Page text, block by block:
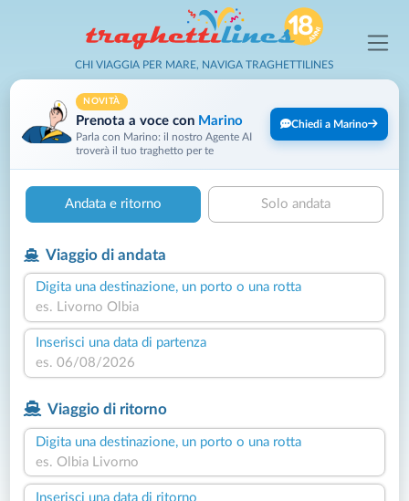
CHI VIAGGIA PER MARE, NAVIGA TRAGHETTILINES
NOVITÀ
Prenota a voce con Marino
Parla con Marino: il nostro Agente AI
troverà il tuo traghetto per te
Chiedi a Marino
Andata e ritorno Solo andata
Viaggio di andata
Digita una destinazione, un porto o una rotta
Inserisci una data di partenza
Viaggio di ritorno
Digita una destinazione, un porto o una rotta
Inserisci una data di ritorno